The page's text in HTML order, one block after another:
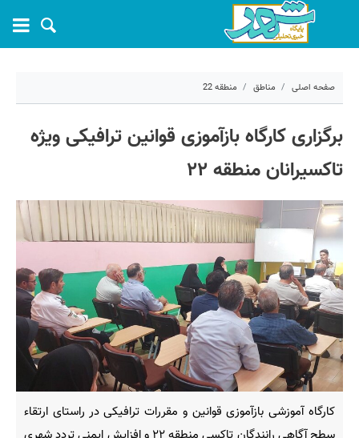
صفحه اصلی مناطق منطقه 22
کد مطلب:
برگزاری کارگاه بازآموزی قوانین ترافیکی ویژه
تاکسیرانان منطقه ۲۲
کارگاه آموزشی بازآموزی قوانین و مقررات ترافیکی در راستای ارتقاء